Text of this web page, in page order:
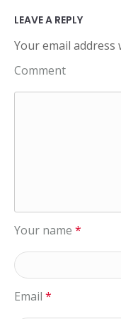
LEAVE A REPLY
Your email
Comment
Your name *
Email *